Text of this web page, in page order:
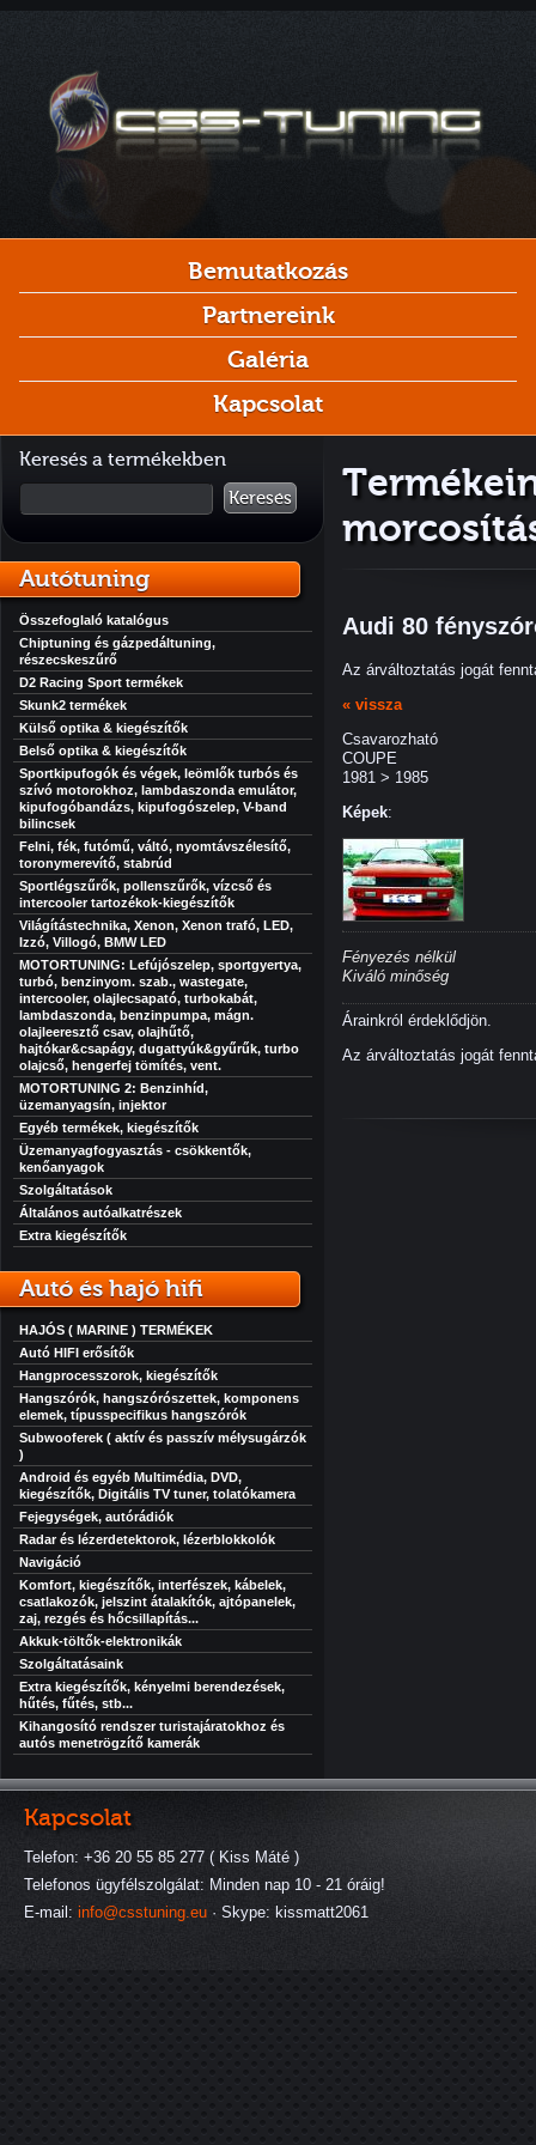
Bemutatkozás
Partnereink
Galéria
Kapcsolat
Keresés a termékekben
Keresés
Autótuning
Összefoglaló katalógus
Chiptuning és gázpedáltuning,
részecskeszűrő
D2 Racing Sport termékek
Skunk2 termékek
Külső optika & kiegészítők
Belső optika & kiegészítők
Sportkipufogók és végek, leömlők turbós és
szívó motorokhoz, lambdaszonda emulátor,
kipufogóbandázs, kipufogószelep, V-band
bilincsek
Felni, fék, futómű, váltó, nyomtávszélesítő,
toronymerevítő, stabrúd
Sportlégszűrők, pollenszűrők, vízcső és
intercooler tartozékok-kiegészítők
Világítástechnika, Xenon, Xenon trafó, LED,
Izzó, Villogó, BMW LED
MOTORTUNING: Lefújószelep, sportgyertya,
turbó, benzinyom. szab., wastegate,
intercooler, olajlecsapató, turbokabát,
lambdaszonda, benzinpumpa, mágn.
olajleeresztő csav, olajhűtő,
hajtókar&csapágy, dugattyúk&gyűrűk, turbo
olajcső, hengerfej tömítés, vent.
MOTORTUNING 2: Benzinhíd,
üzemanyagsín, injektor
Egyéb termékek, kiegészítők
Üzemanyagfogyasztás - csökkentők,
kenőanyagok
Szolgáltatások
Általános autóalkatrészek
Extra kiegészítők
Autó és hajó hifi
HAJÓS ( MARINE ) TERMÉKEK
Autó HIFI erősítők
Hangprocesszorok, kiegészítők
Hangszórók, hangszórószettek, komponens
elemek, típusspecifikus hangszórók
Subwooferek ( aktív és passzív mélysugárzók
)
Android és egyéb Multimédia, DVD,
kiegészítők, Digitális TV tuner, tolatókamera
Fejegységek, autórádiók
Radar és lézerdetektorok, lézerblokkolók
Navigáció
Komfort, kiegészítők, interfészek, kábelek,
csatlakozók, jelszint átalakítók, ajtópanelek,
zaj, rezgés és hőcsillapítás...
Akkuk-töltők-elektronikák
Szolgáltatásaink
Extra kiegészítők, kényelmi berendezések,
hűtés, fűtés, stb...
Kihangosító rendszer turistajáratokhoz és
autós menetrögzítő kamerák
Audi 80
Az árváltoztatás jogát
« vissza
Csavarozható
COUPE
1981 > 1985
Képek:
Fényezés nélkül
Kiváló minőség
Árainkról érdeklődjön.
Az árváltoztatás jogát
Kapcsolat
Telefon: +36 20 55 85 277 ( Kiss Máté )
Telefonos ügyfélszolgálat: Minden nap 10 - 21 óráig!
E-mail: info@csstuning.eu · Skype: kissmatt2061